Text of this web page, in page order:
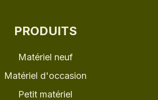
PRODUITS
Matériel neuf
Matériel d'occasion
Petit matériel